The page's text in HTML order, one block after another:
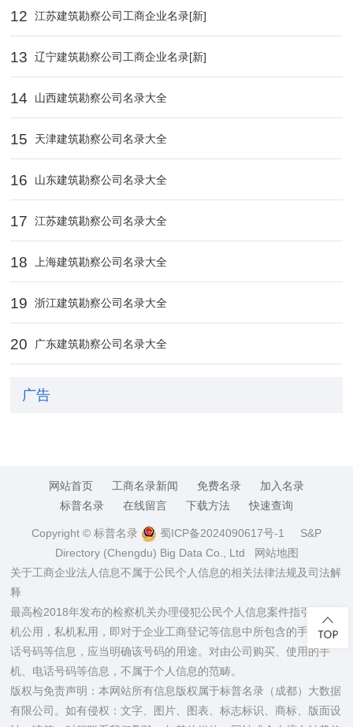
12 江苏建筑勘察公司工商企业名录[新]
13 辽宁建筑勘察公司工商企业名录[新]
14 山西建筑勘察公司名录大全
15 天津建筑勘察公司名录大全
16 山东建筑勘察公司名录大全
17 江苏建筑勘察公司名录大全
18 上海建筑勘察公司名录大全
19 浙江建筑勘察公司名录大全
20 广东建筑勘察公司名录大全
广告
网站首页 工商名录新闻 免费名录
加入名录
标普名录
在线留言 下载方法 快速查询
Copyright © 标普名录 蜀ICP备2024090617号-1
S&P
Directory (Chengdu) Big Data Co., Ltd
网站地图
关于工商企业法人信息不属于公民个人信息的相关法律法规及司法解
释
最高检2018年发布的检察机关办理侵犯公民个人信息案件指引：公
机公用，私机私用，即对于企业工商登记等信息中所包含的手机、电
话号码等信息，应当明确该号码的用途。对由公司购买、使用的手
机、电话号码等信息，不属于个人信息的范畴。
版权与免责声明：本网站所有信息版权属于标普名录（成都）大数据
有限公司。如有侵权：文字、图片、图表、标志标识、商标、版面设